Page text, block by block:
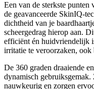
Een van de sterkste
de geavanceerde SkinIQ-
dichtheid van je
scheergedrag hierop aan.
efficiënt én huidvriendelijk
irritatie te veroorzaken,
De 360 graden draaiende
dynamisch
nauwkeurig en zorgen